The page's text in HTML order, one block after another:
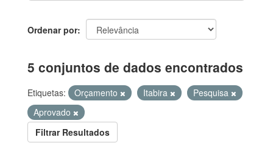
Ordenar por
5 conjuntos de dados encontrados
Etiquetas: Orçamento Itabira
Pesquisa
Aprovado
Filtrar Resultados